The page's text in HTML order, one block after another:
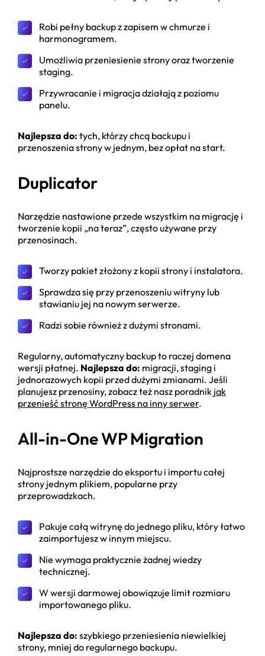
Robi pełny backup z zapisem w chmurze i
harmonogramem.
Umożliwia przeniesienie strony oraz tworzenie
staging.
Przywracanie i migracja działają z poziomu
panelu.
Najlepsza do: tych, którzy chcą backupu i
przenoszenia strony w jednym, bez opłat na start.
Duplicator
Narzędzie nastawione przede wszystkim na migrację i
tworzenie kopii „na teraz”, często używane przy
przenosinach.
Tworzy pakiet złożony z kopii strony i instalatora.
Sprawdza się przy przenoszeniu witryny lub
stawianiu jej na nowym serwerze.
Radzi sobie również z dużymi stronami.
Regularny, automatyczny backup to raczej domena
wersji płatnej. Najlepsza do: migracji, staging i
jednorazowych kopii przed dużymi zmianami. Jeśli
planujesz przenosiny, zobacz też nasz poradnik jak
przenieść stronę WordPress na inny serwer.
All-in-One WP Migration
Najprostsze narzędzie do eksportu i importu całej
strony jednym plikiem, popularne przy
przeprowadzkach.
Pakuje całą witrynę do jednego pliku, który łatwo
zaimportujesz w innym miejscu.
Nie wymaga praktycznie żadnej wiedzy
technicznej.
W wersji darmowej obowiązuje limit rozmiaru
importowanego pliku.
Najlepsza do: szybkiego przeniesienia niewielkiej
strony, mniej do regularnego backupu.